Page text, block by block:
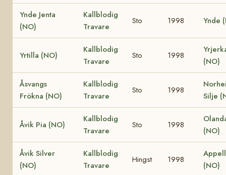
Ynde Jenta
(NO)
Kallblodig
Travare
Sto 1998 Ynde
Yrtilla (NO)
Kallblodig
Travare
Sto 1998
(NO)
Åsvangs
Frökna (NO)
Kallblodig
Travare
Sto 1998
Silje
Åvik Pia (NO)
Kallblodig
Travare
Sto 1998
(NO)
Åvik Silver
(NO)
Kallblodig
Travare
Hingst 1998
(NO)